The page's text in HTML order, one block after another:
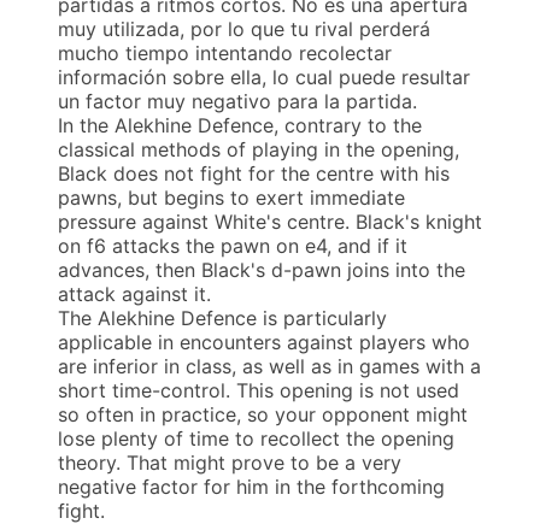
muy utilizada, por lo que tu rival perderá
mucho tiempo intentando recolectar
información sobre ella, lo cual puede resultar
un factor muy negativo para la partida.
In the Alekhine Defence, contrary to the
classical methods of playing in the opening,
Black does not fight for the centre with his
pawns, but begins to exert immediate
pressure against White's centre. Black's knight
on f6 attacks the pawn on e4, and if it
advances, then Black's d-pawn joins into the
attack against it.
The Alekhine Defence is particularly
applicable in encounters against players who
are inferior in class, as well as in games with a
short time-control. This opening is not used
so often in practice, so your opponent might
lose plenty of time to recollect the opening
theory. That might prove to be a very
negative factor for him in the forthcoming
fight.